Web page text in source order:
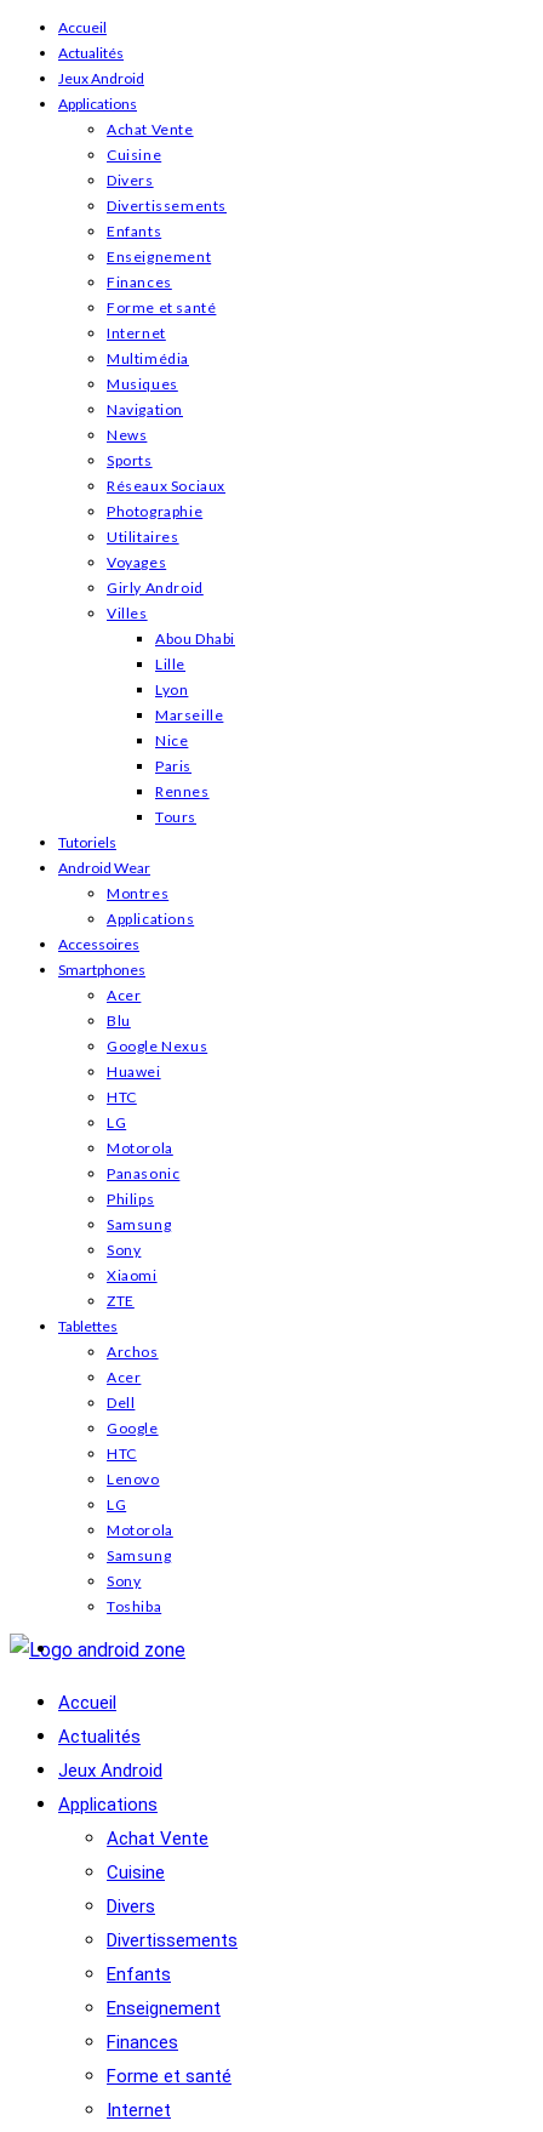
Skip
content
Accueil
Actualités
Jeux Android
Applications
Achat Vente
Cuisine
Divers
Divertissements
Enfants
Enseignement
Finances
Forme et santé
Internet
Multimédia
Musiques
Navigation
News
Sports
Réseaux Sociaux
Photographie
Utilitaires
Voyages
Girly Android
Villes
Abou Dhabi
Lille
Lyon
Marseille
Nice
Paris
Rennes
Tours
Tutoriels
Android Wear
Montres
Applications
Accessoires
Smartphones
Acer
Blu
Google Nexus
Huawei
HTC
LG
Motorola
Panasonic
Philips
Samsung
Sony
Xiaomi
ZTE
Tablettes
Archos
Acer
Dell
Google
HTC
Lenovo
LG
Motorola
Samsung
Sony
Toshiba
Accueil
Actualités
Jeux Android
Applications
Achat Vente
Cuisine
Divers
Divertissements
Enfants
Enseignement
Finances
Forme et santé
Internet